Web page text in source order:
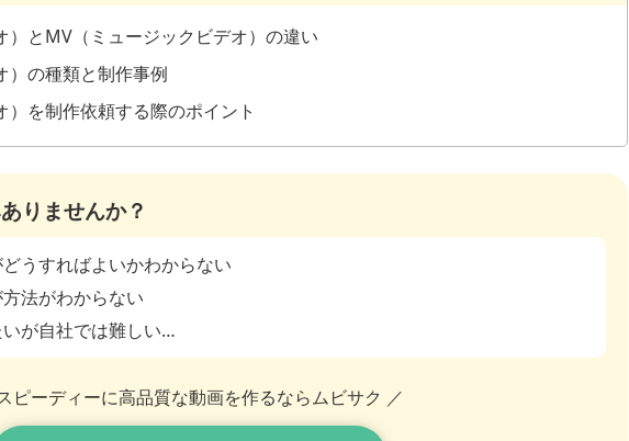
）とMV（ミュージックビデオ）の違い
）の種類と制作事例
）を制作依頼する際のポイント
りませんか？
うすればよいかわからない
法がわからない
が自社では難しい…
ピーディーに高品質な動画を作るならムビサク ／